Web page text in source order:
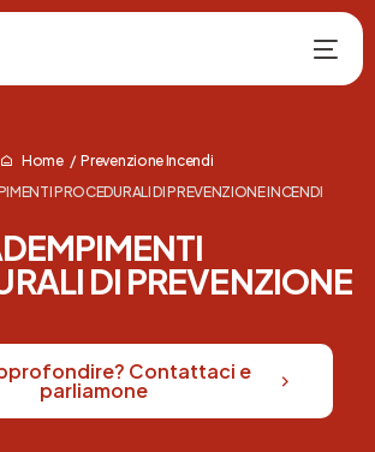
Home
Prevenzione Incendi
PROCEDURALI DI PREVENZIONE INCENDI
DI PREVENZIONE
Contattaci e
parliamone